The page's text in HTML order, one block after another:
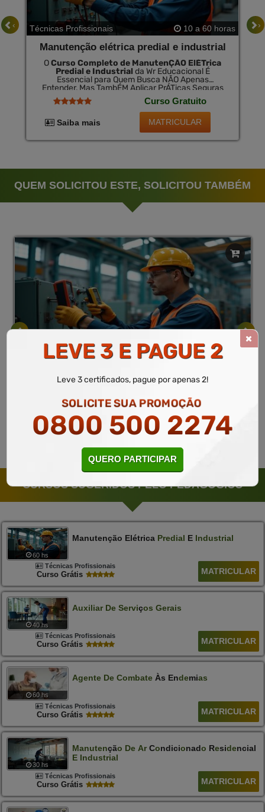
Técnicas Profissionais 10 a 60 horas
Manutenção elétrica predial e industrial
OCurso Completo de ManutenÇÃO ElÉTrica
Predial e Industrial da Wr Educacional É
Essencial para Quem Busca NÃO Apenas
Entender, Mas TambÉM Aplicar PrÁTicas Seguras
e Eficazes em InstalaÇÕEs ElÉTricas Complexas.
com Esta FormaÇÃO, o Profissional Fica Apto a
Identificar e Resolver Problemas ElÉTricos em
Grande Escala, Contribuindo Assim para a
SeguranÇA e EficiÊNcia Operacional. Lembre-Se
Curso Gratuito
Saiba mais MATRICULAR
‹ ›
QUEM SOLICITOU ESTE, SOLICITOU TAMBÉM
Técnicas Profissionais 10 a 60 horas
Saiba mais MATRICULAR
CURSOS SUGERIDOS PELO PEDAGÓGICO
60 hs
Manutenção Elétrica Predial E Industrial
Técnicas Profissionais
Curso Grátis MATRICULAR
40 hs
Auxiliar De ServiÇOs Gerais
Técnicas Profissionais
Curso Grátis MATRICULAR
60 hs
Agente De CombateÀs EnDeMiAs
Técnicas Profissionais
Curso Grátis MATRICULAR
30 hs
ManutENÇãO DE ArCONdiciONadO RESiDENcial
E Industrial
Técnicas Profissionais
Curso Grátis MATRICULAR
LEVE 3 E PAGUE 2
Leve 3 certificados, pague por apenas 2!
SOLICITE SUA PROMOÇÃO
0800 500 2274
QUERO PARTICIPAR